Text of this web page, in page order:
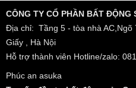
CÔNG TY CỔ PHẦN BẤT ĐỘNG
Địa chỉ: Tầng 5 - tòa nhà AC,Ngõ
Giấy , Hà Nội
Hỗ trợ thành viên Hotline/zalo:
Phúc an asuka